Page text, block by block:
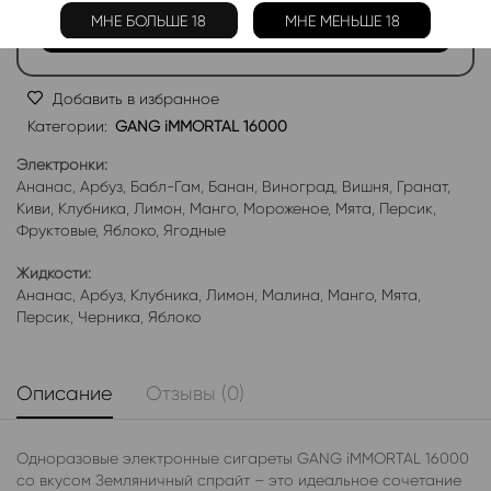
Подписаться
Добавить в избранное
Категории: GANG iMMORTAL 16000
Электронки:
Ананас Арбуз Бабл-Гам Банан Виноград Вишня Гранат,
Киви Клубника Лимон Манго Мороженое, Мята Персик
Фруктовые, Яблоко Ягодные
Жидкости:
Ананас Арбуз Клубника Лимон Малина Манго Мята
Персик Черника Яблоко
Описание Отзывы (0)
Одноразовые электронные сигареты GANG iMMORTAL 16000
со вкусом Земляничный спрайт – это идеальное сочетание
МНЕ БОЛЬШЕ 18 МНЕ МЕНЬШЕ 18